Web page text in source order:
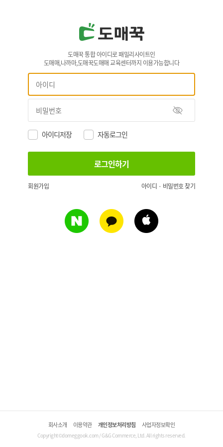
도매꾹 통합 아이디로 패밀리사이트인
도매매,나까마,도매꾹도매매 교육센터까지 이용가능합니다
아이디저장 자동로그인
회원가입 아이디 · 비밀번호 찾기
회사소개 이용약관 개인정보처리방침 사업자정보확인
Copyright©domeggook.com / G&G Commerce, Ltd. All rights reserved.